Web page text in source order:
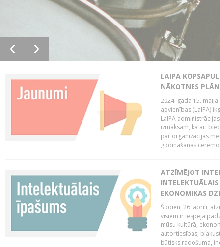
LAIPA
NĀKOTNES
2024. gada 15.
apvienības (LaIPA)
LaIPA
izmaksām, kā arī
par organizācijas
godināšanas
ATZĪMĒJOT
EKONOMIKAS
Šodien, 26. aprīlī,
visiem ir iespēja
mūsu kultūrā,
autortiesības,
būtisks radošuma,